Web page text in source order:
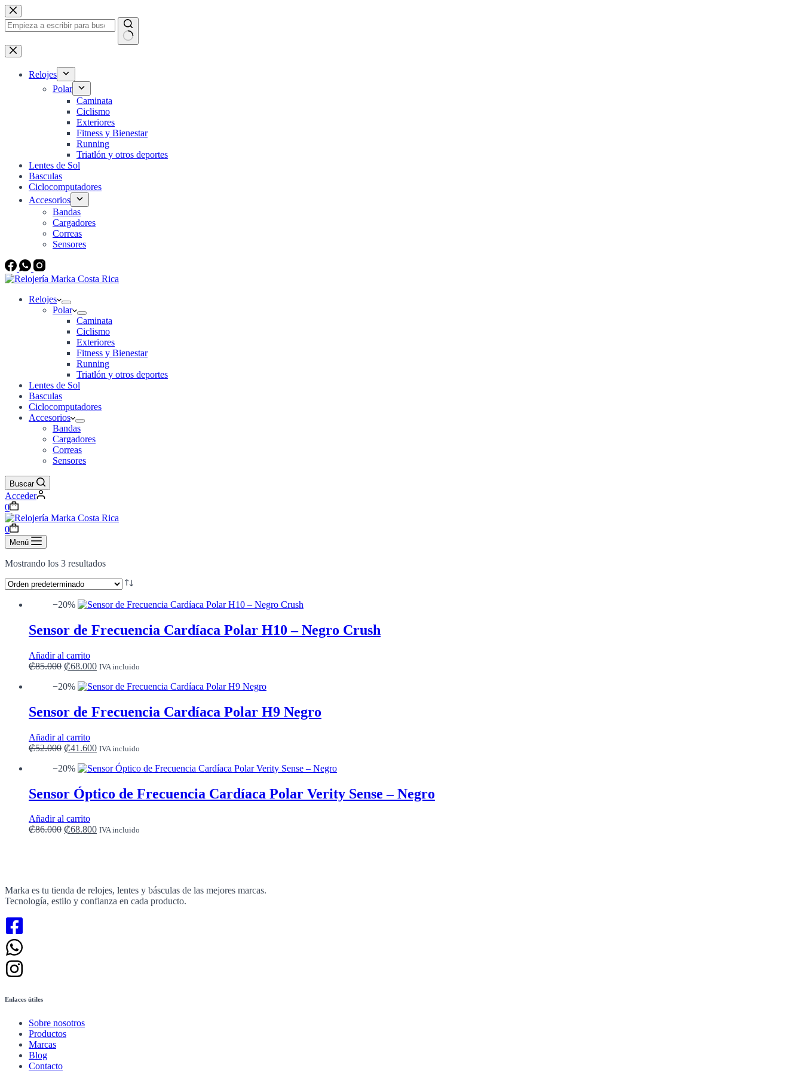
Saltar
al
contenido
Sin
resultados
Relojes
Polar
Caminata
Ciclismo
Exteriores
Fitness y Bienestar
Running
Triatlón y otros deportes
Lentes de Sol
Basculas
Ciclocomputadores
Accesorios
Bandas
Cargadores
Correas
Sensores
Relojes
Polar
Caminata
Ciclismo
Exteriores
Fitness y Bienestar
Running
Triatlón y otros deportes
Lentes de Sol
Basculas
Ciclocomputadores
Accesorios
Bandas
Cargadores
Correas
Sensores
Buscar
Acceder
Carro
de
compra
0
Carro
de
compra
0
Menú
Mostrando los 3 resultados
−20%
Sensor de Frecuencia Cardíaca Polar H10 – Negro Crush
Añadir al carrito
₡85.000 El
original
₡85.000.
₡68.000El
actual
₡68.000.
IVA incluido
−20%
Sensor de Frecuencia Cardíaca Polar H9 Negro
Añadir al carrito
₡52.000 El
original
₡52.000.
₡41.600El
actual
₡41.600.
IVA incluido
−20%
Sensor Óptico de Frecuencia Cardíaca Polar Verity Sense – Negro
Añadir al carrito
₡86.000 El
₡68.800ElIVA incluido
Marka es tu tienda de relojes, lentes y básculas de las mejores marcas.
Tecnología, estilo y confianza en cada producto.
Enlaces útiles
Sobre nosotros
Productos
Marcas
Blog
Contacto